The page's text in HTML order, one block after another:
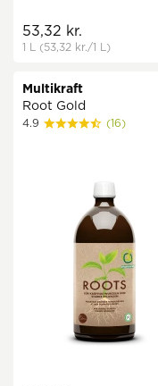
53,32 kr.
1 L (53,32 kr./1 L)
Multikraft
Root Gold
4.9 (16)